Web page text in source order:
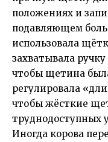
положениях и
подавляющем
использовала
захватывала
чтобы щетина
регулировала
чтобы жёсткие
труднодоступных
Иногда корова